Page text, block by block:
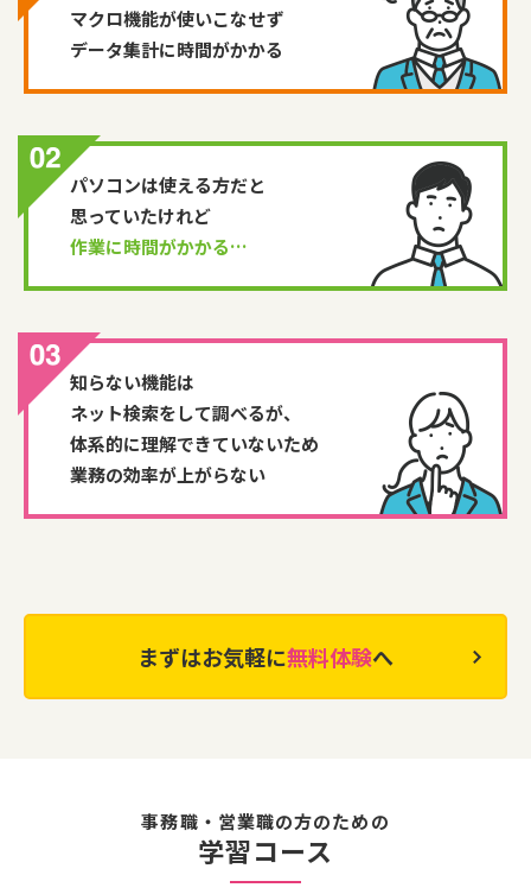
マクロ機能が使いこなせず
データ集計に時間がかかる
パソコンは使える方だと
思っていたけれど
作業に時間がかかる…
知らない機能は
ネット検索をして調べるが、
体系的に理解できていないため
業務の効率が上がらない
まずはお気軽に無料体験へ
事務職・営業職の方のための
学習コース